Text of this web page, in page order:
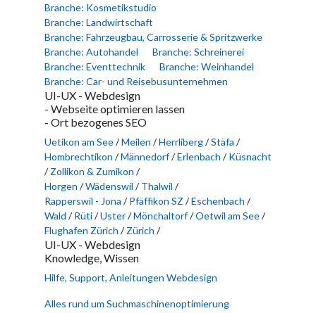
Branche: Kosmetikstudio
Branche: Landwirtschaft
Branche: Fahrzeugbau, Carrosserie & Spritzwerke
Branche: Autohandel
Branche: Schreinerei
Branche: Eventtechnik
Branche: Weinhandel
Branche: Car- und Reisebusunternehmen
UI-UX - Webdesign
- Webseite optimieren lassen
- Ort bezogenes SEO
Uetikon am See/Meilen /Herrliberg/Stäfa /
Hombrechtikon /Männedorf/Erlenbach /Küsnacht
/Zollikon & Zumikon /
Horgen /Wädenswil /Thalwil /
Rapperswil - Jona /Pfäffikon SZ /Eschenbach /
Wald /Rüti/Uster/Mönchaltorf/Oetwil am See/
Flughafen Zürich /Zürich /
UI-UX - Webdesign
Knowledge, Wissen
Hilfe, Support, Anleitungen Webdesign
Alles rund um Suchmaschinenoptimierung